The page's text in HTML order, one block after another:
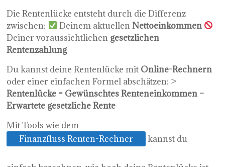
Die Rentenlücke entsteht durch die Differenz
zwischen:
Deinem aktuellenNettoeinkommen
Deiner voraussichtlichen gesetzlichen
Rentenzahlung
Du kannst deine Rentenlücke mit Online-Rechnern
oder einer einfachen Formel abschätzen: >
Rentenlücke = Gewünschtes Renteneinkommen –
Erwartete gesetzliche Rente
Mit Tools wie dem
Finanzfluss Renten-Rechner
kannst du